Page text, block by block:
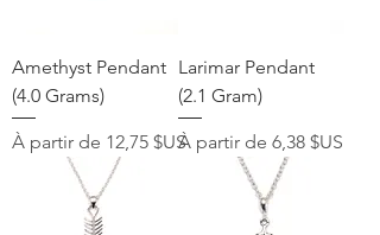
Amethyst Pendant
(4.0 Grams)
À partir de 12,75 $US
Prix promotionnel
Larimar Pendant
(2.1 Gram)
À partir de 6,38 $US
Prix promotionnel